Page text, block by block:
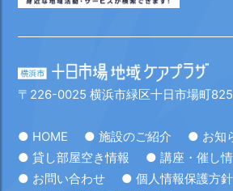
〒226-0025 横浜市緑区十日市場町
● HOME ● 施設のご紹介
● お知
● 貸し部屋空き情報
● 講座・催し
● お問い合わせ
● 個人情報保護方針